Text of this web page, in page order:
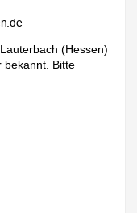
(Hessen)
bekannt. Bitte